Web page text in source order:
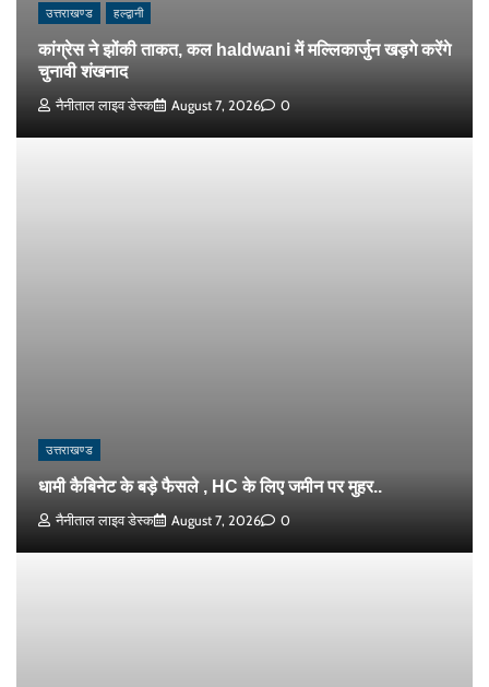
उत्तराखण्ड हल्द्वानी
कांग्रेस ने झोंकी ताकत, कल haldwani में मल्लिकार्जुन खड़गे करेंगे
चुनावी शंखनाद
नैनीताल लाइव डेस्क August 7, 2026 0
उत्तराखण्ड
धामी कैबिनेट के बड़े फैसले , HC के लिए जमीन पर मुहर..
नैनीताल लाइव डेस्क August 7, 2026 0